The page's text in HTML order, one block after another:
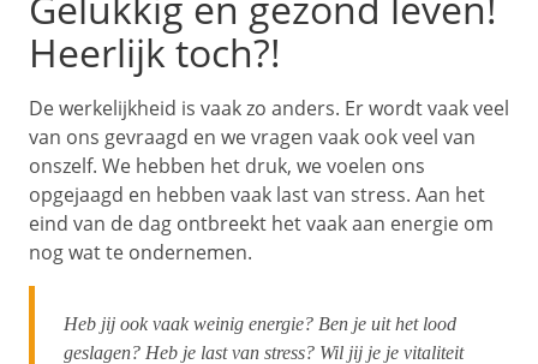
Heerlijk toch?!
De werkelijkheid is vaak zo anders. Er wordt vaak veel
van ons gevraagd en we vragen vaak ook veel van
onszelf. We hebben het druk, we voelen ons
opgejaagd en hebben vaak last van stress. Aan het
eind van de dag ontbreekt het vaak aan energie om
nog wat te ondernemen.
Heb jij ook vaak weinig energie? Ben je uit het lood
geslagen? Heb je last van stress? Wil jij je je vitaliteit